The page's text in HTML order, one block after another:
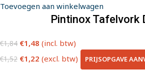
Toevoegen aan winkelwagen
Pintinox Tafelvork
€1,84 €1,48 (incl. btw)
€1,52 €1,22 (excl. btw) PRIJSOPGAVE